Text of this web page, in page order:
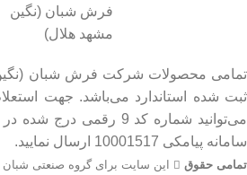
تمامی محصولات شرکت فرش شبان
ثبت شده استاندارد می‌باشد. جهت
می‌توانید شماره کد 9 رقمی
سامانه پیامکی 10001517 ارسال نمایید.
تمامی حقوق این سایت برای گروه صنعتی